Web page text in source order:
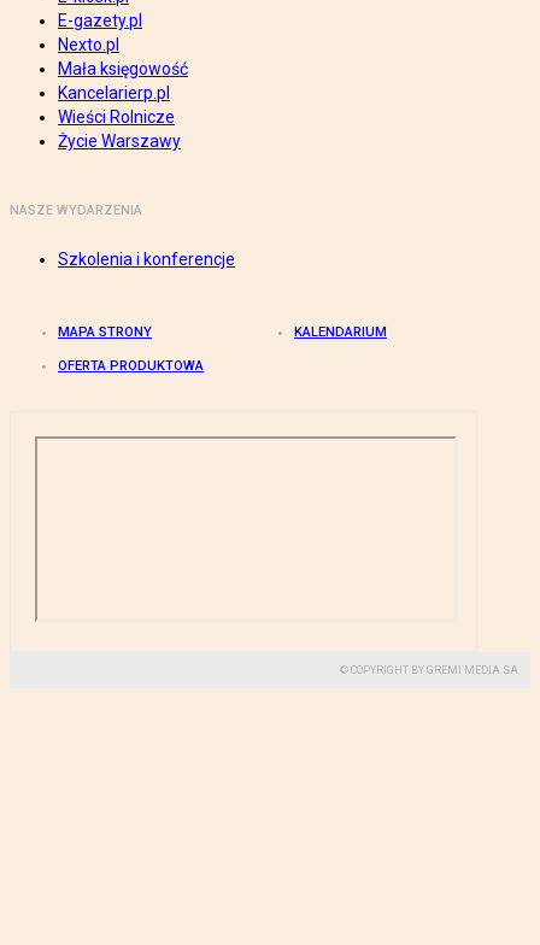
E-gazety.pl
Nexto.pl
Mała księgowość
Kancelarierp.pl
Wieści Rolnicze
Życie Warszawy
NASZE WYDARZENIA
Szkolenia i konferencje
MAPA STRONY KALENDARIUM
OFERTA PRODUKTOWA
© COPYRIGHT BY GREMI MEDIA SA